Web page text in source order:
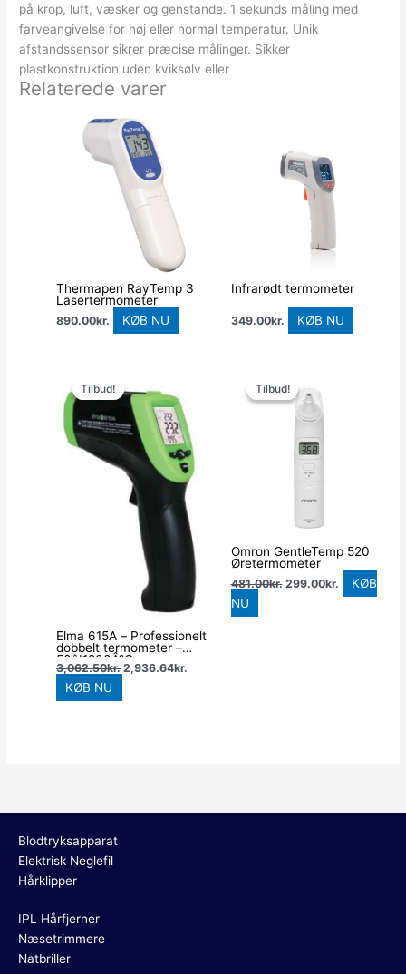
på krop, luft, væsker og genstande. 1 sekunds måling med
farveangivelse for høj eller normal temperatur. Unik
afstandssensor sikrer præcise målinger. Sikker
plastkonstruktion uden kviksølv eller
Relaterede varer
Thermapen RayTemp 3
Lasertermometer
890.00kr. KØB NU
Infrarødt termometer
349.00kr. KØB NU
Tilbud!
Tilbud!
Elma 615A – Professionelt
dobbelt termometer –
50â¦1200Â°C
3,062.50kr.
pris
var:
3,062.50kr..
2,936.64kr.
2,936.64kr..
KØB NU
Tilbud!
Tilbud!
Omron GentleTemp 520
Øretermometer
481.00kr.
oprindelige
pris
var:
481.00kr..
299.00kr.
KØB
NU
Blodtryksapparat
Elektrisk Neglefil
Hårklipper
IPL Hårfjerner
Næsetrimmere
Natbriller